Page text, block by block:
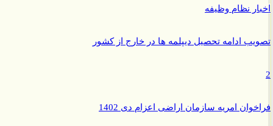
نظام وظیفه
ادامه تحصیل دیپلمه ها در خارج از کشور
امریه سازمان اراضی اعزام دی 1402